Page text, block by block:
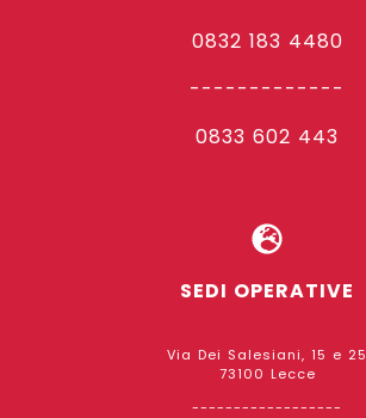
0832 183 4480
-------------
0833 602 443
SEDI OPERATIVE
Via Dei Salesiani, 15 e 25
73100 Lecce
------------------